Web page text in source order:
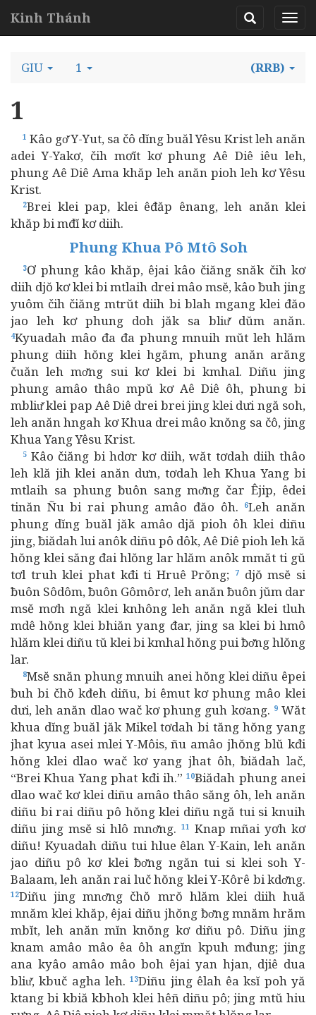
Kinh Thánh
GIU 1 (RRB)
1
1 Kâo gơ̆ Y-Yut, sa čô dĭng buăl Yêsu Krist leh anăn
adei Y-Yakơ, čih mơĭt kơ phung Aê Diê iêu leh,
phung Aê Diê Ama khăp leh anăn pioh leh kơ Yêsu
Krist.
2Brei klei pap, klei êđăp ênang, leh anăn klei
khăp bi mđĭ kơ diih.
Phung Khua Pô Mtô Soh
3Ơ phung kâo khăp, êjai kâo čiăng snăk čih kơ
diih djŏ kơ klei bi mtlaih drei mâo msĕ, kâo ƀuh jing
yuôm čih čiăng mtrŭt diih bi blah mgang klei đăo
jao leh kơ phung doh jăk sa bliư̆ dŭm anăn.
4Kyuadah mâo đa đa phung mnuih mŭt leh hlăm
phung diih hŏng klei hgăm, phung anăn arăng
čuăn leh mơ̆ng sui kơ klei bi kmhal. Diñu jing
phung amâo thâo mpŭ kơ Aê Diê ôh, phung bi
mbliư̆ klei pap Aê Diê drei brei jing klei dưi ngă soh,
leh anăn hngah kơ Khua drei mâo knŏng sa čô, jing
Khua Yang Yêsu Krist.
5 Kâo čiăng bi hdơr kơ diih, wăt tơdah diih thâo
leh klă jih klei anăn dưn, tơdah leh Khua Yang bi
mtlaih sa phung ƀuôn sang mơ̆ng čar Êjip, êdei
tinăn Ñu bi rai phung amâo đăo ôh.
6Leh anăn
phung dĭng buăl jăk amâo djă pioh ôh klei diñu
jing, ƀiădah lui anôk diñu pô dôk, Aê Diê pioh leh kă
hŏng klei săng đai hlŏng lar hlăm anôk mmăt ti gŭ
tơl truh klei phat kđi ti Hruê Prŏng;
7
djŏ msĕ si
ƀuôn Sôdôm, ƀuôn Gômôrơ, leh anăn ƀuôn jŭm dar
msĕ mơh ngă klei knhông leh anăn ngă klei tluh
mdê hŏng klei bhiăn yang đar, jing sa klei bi hmô
hlăm klei diñu tŭ klei bi kmhal hŏng pui ƀơ̆ng hlŏng
lar.
8Msĕ snăn phung mnuih anei hŏng klei diñu êpei
ƀuh bi čhŏ kđeh diñu, bi êmut kơ phung mâo klei
dưi, leh anăn dlao wač kơ phung guh kơang. 9Wăt
khua dĭng buăl jăk Mikel tơdah bi tăng hŏng yang
jhat kyua asei mlei Y-Môis, ñu amâo jhŏng blŭ kđi
hŏng klei dlao wač kơ yang jhat ôh, ƀiădah lač,
“Brei Khua Yang phat kđi ih.”10Ƀiădah phung anei
dlao wač kơ klei diñu amâo thâo săng ôh, leh anăn
diñu bi rai diñu pô hŏng klei diñu ngă tui si knuih
diñu jing msĕ si hlô mnơ̆ng. 11 Knap mñai yơh kơ
diñu! Kyuadah diñu tui hlue êlan Y-Kain, leh anăn
jao diñu pô kơ klei ƀơ̆ng ngăn tui si klei soh Y-
Balaam, leh anăn rai luč hŏng klei Y-Kôrê bi kdơ̆ng.
12Diñu jing mnơ̆ng čhŏ mrŏ hlăm klei diih huă
mnăm klei khăp, êjai diñu jhŏng ƀơ̆ng mnăm hrăm
mbĭt, leh anăn mĭn knŏng kơ diñu pô. Diñu jing
knam amâo mâo êa ôh angĭn kpuh mđung; jing
ana kyâo amâo mâo boh êjai yan hjan, djiê dua
bliư̆, kbuč agha leh.13Diñu jing êlah êa ksĭ poh yă
ktang bi kbiă kbhoh klei hêñ diñu pô; jing mtŭ hiu